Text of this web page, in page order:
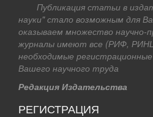
Публикация статьи в
науки" стало возможным для
оказываем множество научно-
журналы имеют все (РИФ,
необходимые
Вашего научного труда
Редакция Издательства
РЕГИСТРАЦИЯ